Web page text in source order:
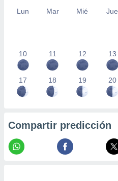
Lun Mar Mié Jue
10 11 12 13
17 18 19 20
Compartir predicción